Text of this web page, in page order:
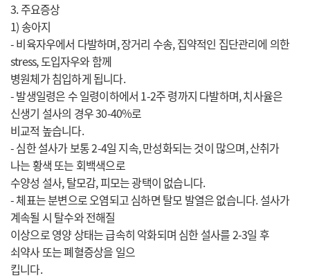
3. 주요증상
1) 송아지
- 비육자우에서 다발하며, 장거리 수송, 집약적인 집단관리에 의한
stress, 도입자우와 함께
병원체가 침입하게 됩니다.
- 발생일령은 수 일령이하에서 1-2주 령까지 다발하며, 치사율은
신생기 설사의 경우 30-40%로
비교적 높습니다.
- 심한 설사가 보통 2-4일 지속, 만성화되는 것이 많으며, 산취가
나는 황색 또는 회백색으로
수양성 설사, 탈모감, 피모는 광택이 없습니다.
- 체표는 분변으로 오염되고 심하면 탈모 발열은 없습니다. 설사가
계속될 시 탈수와 전해질
이상으로 영양 상태는 급속히 악화되며 심한 설사를 2-3일 후
쇠약사 또는 폐혈증상을 일으
킵니다.